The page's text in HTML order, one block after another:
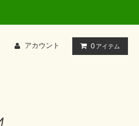
アカウント 0 アイテム